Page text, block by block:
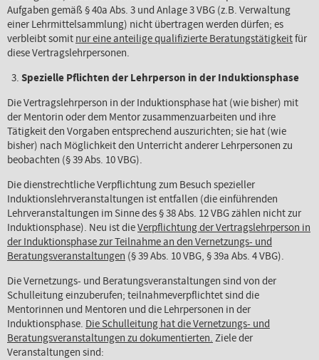
Aufgaben gemäß § 40a Abs. 3 und Anlage 3 VBG (z.B. Verwaltung
einer Lehrmittelsammlung) nicht übertragen werden dürfen; es
verbleibt somit nur eine anteilige qualifizierte Beratungstätigkeitfür
diese Vertragslehrpersonen.
Spezielle Pflichten der Lehrperson in der Induktionsphase
Die Vertragslehrperson in der Induktionsphase hat (wie bisher) mit
der Mentorin oder dem Mentor zusammenzuarbeiten und ihre
Tätigkeit den Vorgaben entsprechend auszurichten; sie hat (wie
bisher) nach Möglichkeit den Unterricht anderer Lehrpersonen zu
beobachten (§ 39 Abs. 10 VBG).
Die dienstrechtliche Verpflichtung zum Besuch spezieller
Induktionslehrveranstaltungen ist entfallen (die einführenden
Lehrveranstaltungen im Sinne des § 38 Abs. 12 VBG zählen nicht zur
Induktionsphase). Neu ist dieVerpflichtung der Vertragslehrperson in
der Induktionsphase zur Teilnahme an den Vernetzungs- und
Beratungsveranstaltungen (§ 39 Abs. 10 VBG, § 39a Abs. 4 VBG).
Die Vernetzungs- und Beratungsveranstaltungen sind von der
Schulleitung einzuberufen; teilnahmeverpflichtet sind die
Mentorinnen und Mentoren und die Lehrpersonen in der
Induktionsphase. Die Schulleitung hat die Vernetzungs- und
Beratungsveranstaltungen zu dokumentierten. Ziele der
Veranstaltungen sind: